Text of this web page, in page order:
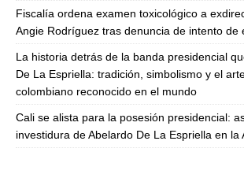
Fiscalía ordena examen toxicológico a
Angie Rodríguez tras denuncia de intento de
La historia detrás de la banda presidencial
De La Espriella: tradición, simbolismo y el
colombiano reconocido en el mundo
Cali se alista para la posesión presidencial:
investidura de Abelardo De La Espriella en la